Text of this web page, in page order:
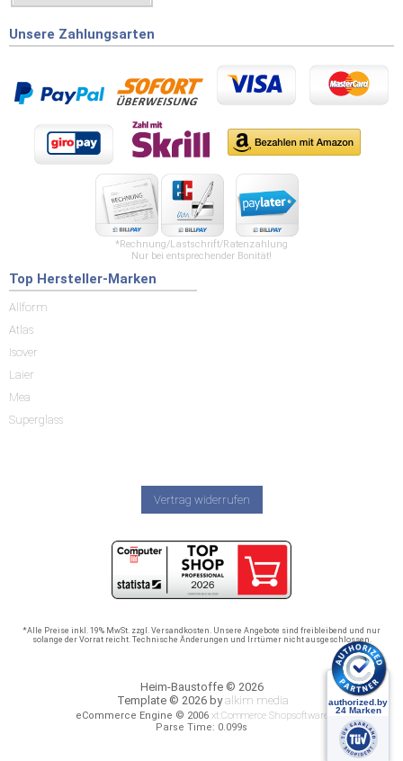
Unsere Zahlungsarten
*Rechnung/Lastschrift/Ratenzahlung
Nur bei entsprechender Bonität!
Top Hersteller-Marken
Allform
Atlas
Isover
Laier
Mea
Superglass
Vertrag widerrufen
*Alle Preise inkl. 19% MwSt. zzgl. Versandkosten. Unsere Angebote sind freibleibend und nur
solange der Vorrat reicht. Technische Änderungen und Irrtümer nicht ausgeschlossen.
Heim-Baustoffe © 2026
Template © 2026 byalkim media
eCommerce Engine © 2006 xt:Commerce Shopsoftware
Parse Time: 0.099s